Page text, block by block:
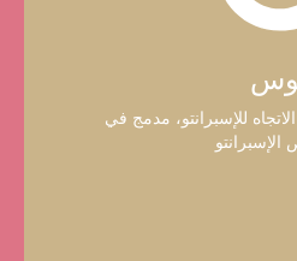
للإسبرانتو، مدمج في